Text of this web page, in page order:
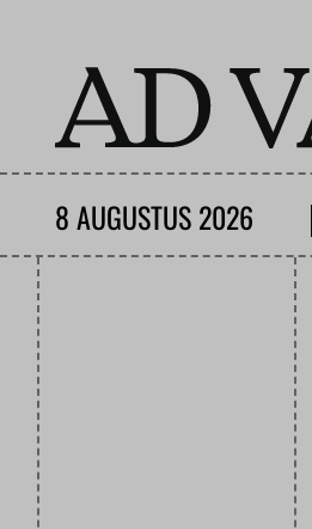
8 AUGUSTUS 2026